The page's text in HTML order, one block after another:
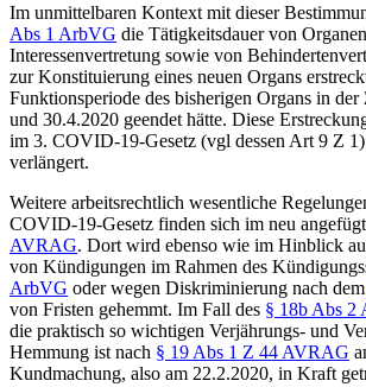
Im unmittelbaren Kontext mit dieser
Abs 1 ArbVG die Tätigkeitsdauer von
Interessenvertretung sowie von
zur Konstituierung eines neuen Organs
Funktionsperiode des bisherigen Organs in
und 30.4.2020 geendet hätte. Diese
im 3. COVID-19-Gesetz (vgl dessen Art 9 Z
verlängert.
Weitere arbeitsrechtlich wesentliche
COVID-19-Gesetz finden sich im neu
AVRAG. Dort wird ebenso wie im Hinblick
von Kündigungen im Rahmen des
ArbVG oder wegen Diskriminierung nach dem
von Fristen gehemmt. Im Fall des § 18b Abs 2
die praktisch so wichtigen Verjährungs- und
Hemmung ist nach § 19 Abs 1 Z 44 AVRAG
Kundmachung, also am 22.2.2020, in Kraft